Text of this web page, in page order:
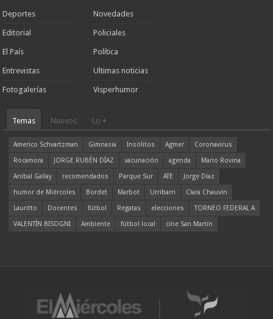
Deportes
Editorial
El País
Entrevistas
Fotogalerías
Novedades
Policiales
Política
Ultimas noticias
Visperhumor
Temas Nuevos Lo +
Americo Schvartzman Gimnasia Insólitos Agmer
Coronavirus
Rocamora
JORGE RUBÉN DÍAZ vacunación agenda
Mario Rovina
Aníbal Gallay
recomendados Parque Sur ATE
Jorge Díaz
humor de Miércoles
Bordet Marbot Urribarri
Clara Chauvín
Lauritto
Docentes fútbol Regatas elecciones
TORNEO FEDERAL A
VALENTÍN BISOGNI
Ambiente fútbol local cine San Martín